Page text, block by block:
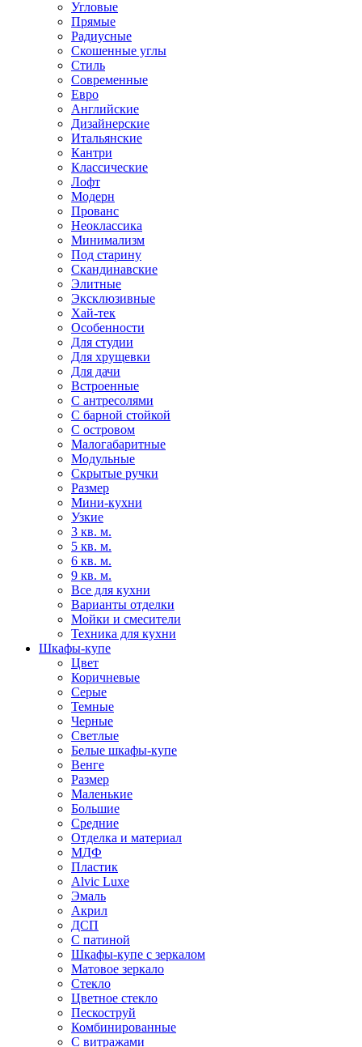
Угловые
Прямые
Радиусные
Скошенные углы
Стиль
Современные
Евро
Английские
Дизайнерские
Итальянские
Кантри
Классические
Лофт
Модерн
Прованс
Неоклассика
Минимализм
Под старину
Скандинавские
Элитные
Эксклюзивные
Хай-тек
Особенности
Для студии
Для хрущевки
Для дачи
Встроенные
С антресолями
С барной стойкой
С островом
Малогабаритные
Модульные
Скрытые ручки
Размер
Мини-кухни
Узкие
3 кв. м.
5 кв. м.
6 кв. м.
9 кв. м.
Все для кухни
Варианты отделки
Мойки и смесители
Техника для кухни
Шкафы-купе
Цвет
Коричневые
Серые
Темные
Черные
Светлые
Белые шкафы-купе
Венге
Размер
Маленькие
Большие
Средние
Отделка и материал
МДФ
Пластик
Alvic Luxe
Эмаль
Акрил
ДСП
С патиной
Шкафы-купе с зеркалом
Матовое зеркало
Стекло
Цветное стекло
Пескоструй
Комбинированные
С витражами